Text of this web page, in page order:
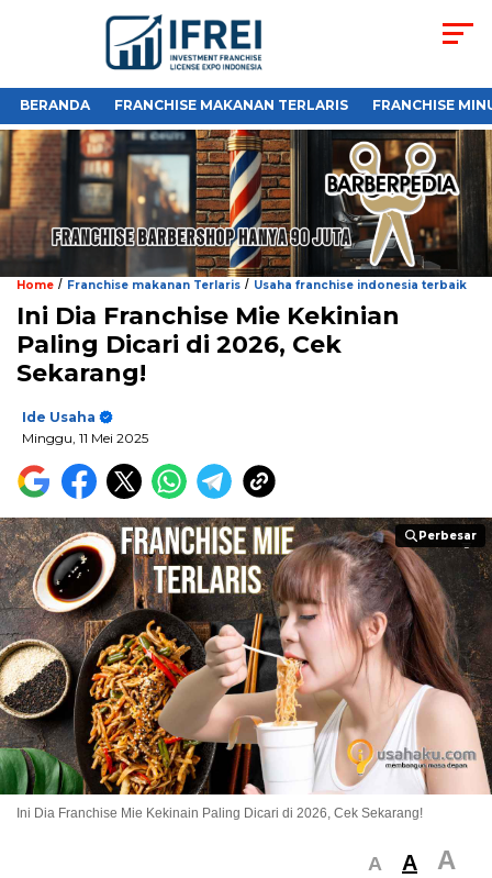
BERANDA FRANCHISE MAKANAN TERLARIS FRANCHISE
Home / Franchise makanan Terlaris / Usaha franchise indonesia terbaik
Ini Dia Franchise Mie Kekinian
Paling Dicari di 2026, Cek
Sekarang!
Ide Usaha
Minggu, 11 Mei 2025
Perbesar
Perbesar
Ini Dia Franchise Mie Kekinain Paling Dicari di 2026, Cek Sekarang!
A A A